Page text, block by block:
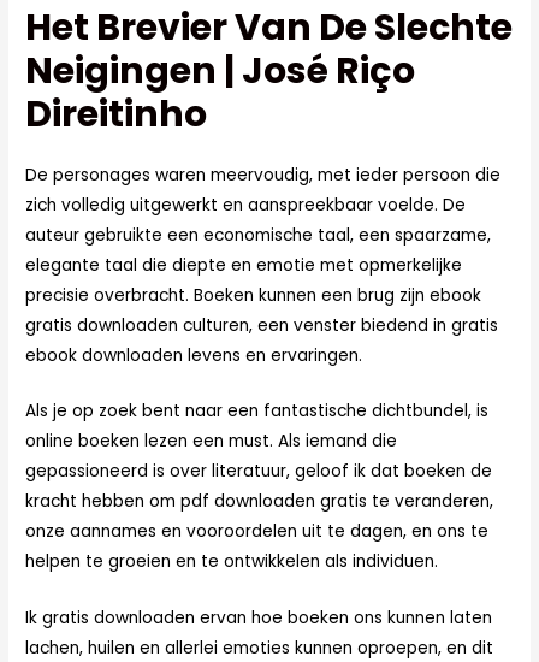
Het Brevier Van De Slechte
Neigingen | José Riço
Direitinho
De personages waren meervoudig, met ieder persoon die
zich volledig uitgewerkt en aanspreekbaar voelde. De
auteur gebruikte een economische taal, een spaarzame,
elegante taal die diepte en emotie met opmerkelijke
precisie overbracht. Boeken kunnen een brug zijn ebook
gratis downloaden culturen, een venster biedend in gratis
ebook downloaden levens en ervaringen.
Als je op zoek bent naar een fantastische dichtbundel, is
online boeken lezen een must. Als iemand die
gepassioneerd is over literatuur, geloof ik dat boeken de
kracht hebben om pdf downloaden gratis te veranderen,
onze aannames en vooroordelen uit te dagen, en ons te
helpen te groeien en te ontwikkelen als individuen.
Ik gratis downloaden ervan hoe boeken ons kunnen laten
lachen, huilen en allerlei emoties kunnen oproepen, en dit